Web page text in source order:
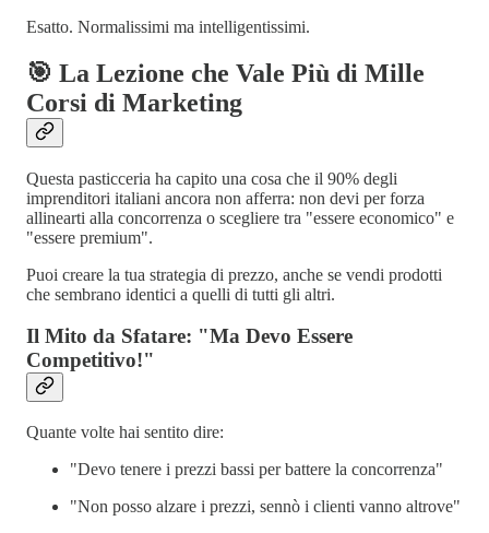
Esatto. Normalissimi ma intelligentissimi.
🎯 La Lezione che Vale Più di Mille
Corsi di Marketing
Questa pasticceria ha capito una cosa che il 90% degli
imprenditori italiani ancora non afferra: non devi per forza
allinearti alla concorrenza o scegliere tra "essere economico" e
"essere premium".
Puoi creare la tua strategia di prezzo, anche se vendi prodotti
che sembrano identici a quelli di tutti gli altri.
Il Mito da Sfatare: "Ma Devo Essere
Competitivo!"
Quante volte hai sentito dire:
"Devo tenere i prezzi bassi per battere la concorrenza"
"Non posso alzare i prezzi, sennò i clienti vanno altrove"